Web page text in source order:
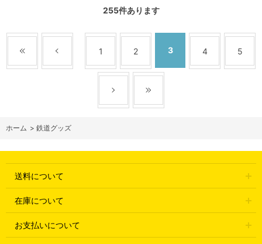
255件あります
1 2 3 4 5
ホーム > 鉄道グッズ
送料について
在庫について
お支払いについて